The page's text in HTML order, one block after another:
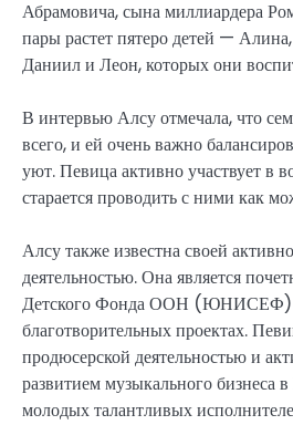
Абрамовича, сына миллиардера
пары растет пятеро детей —
Даниил и Леон, которых они
В интервью Алсу отмечала, что
всего, и ей очень важно
уют. Певица активно участвует в
старается проводить с ними как
Алсу также известна своей
деятельностью. Она является
Детского Фонда ООН (ЮНИСЕФ) и
благотворительных проектах.
продюсерской деятельностью и
развитием музыкального бизнеса
молодых талантливых